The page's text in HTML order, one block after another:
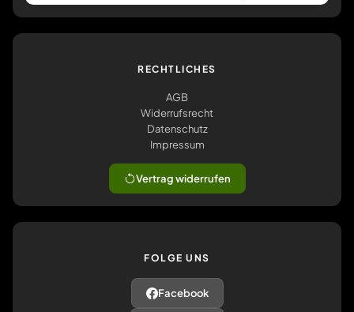
RECHTLICHES
AGB
Widerrufsrecht
Datenschutz
Impressum
Vertrag widerrufen
FOLGE UNS
Facebook